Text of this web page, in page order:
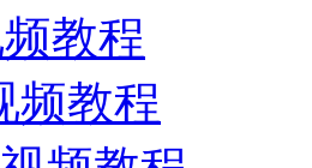
教程
频教程